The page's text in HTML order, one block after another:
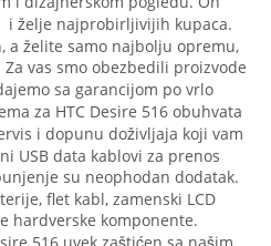
i želje najprobirljivijih kupaca.
a želite samo najbolju opremu,
vas smo obezbedili proizvode
sa garancijom po vrlo
za HTC Desire 516 obuhvata
i dopunu doživljaja koji vam
USB data kablovi za prenos
su neophodan dodatak.
flet kabl, zamenski LCD
hardverske komponente.